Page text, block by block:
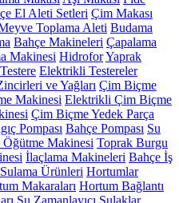
El Aleti Setleri Çim Makası
Toplama Aleti Budama
Bahçe Makineleri Çapalama
Makinesi HidroforYaprak
Elektrikli Testereler
ve Yağları Çim Biçme
Makinesi Elektrikli Çim Biçme
Çim Biçme Yedek Parça
Pompası Bahçe Pompası Su
Makinesi Toprak Burgu
İlaçlama Makineleri Bahçe İş
Ürünleri Hortumlar
Makaraları Hortum Bağlantı
Su Zamanlayıcı Sulaklar